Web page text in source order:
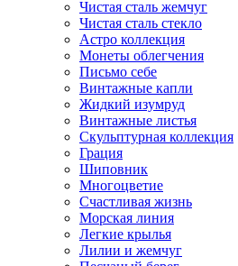
Чистая сталь жемчуг
Чистая сталь стекло
Астро коллекция
Монеты облегчения
Письмо себе
Винтажные капли
Жидкий изумруд
Винтажные листья
Скульптурная коллекция
Грация
Шиповник
Многоцветие
Счастливая жизнь
Морская линия
Легкие крылья
Лилии и жемчуг